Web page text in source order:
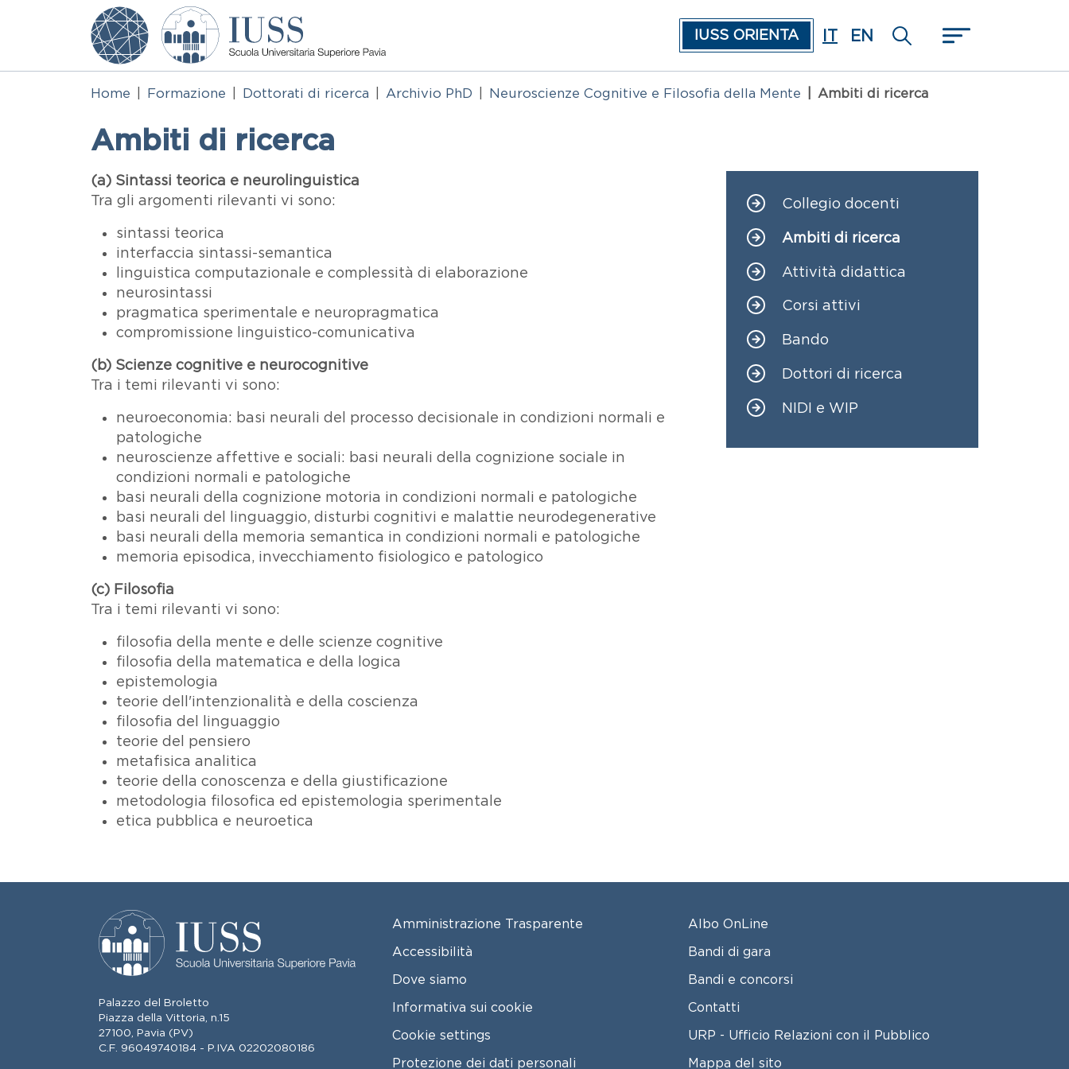
Salta al contenuto principale
IUSS ORIENTA
IT EN
Home Formazione Dottorati di ricerca Archivio PhD Neuroscienze Cognitive e Filosofia della Mente Ambiti di ricerca
Ambiti di ricerca
Testo
(a) Sintassi teorica e neurolinguistica
Tra gli argomenti rilevanti vi sono:
sintassi teorica
interfaccia sintassi-semantica
linguistica computazionale e complessità di elaborazione
neurosintassi
pragmatica sperimentale e neuropragmatica
compromissione linguistico-comunicativa
(b) Scienze cognitive e neurocognitive
Tra i temi rilevanti vi sono:
neuroeconomia: basi neurali del processo decisionale in condizioni normali e
patologiche
neuroscienze affettive e sociali: basi neurali della cognizione sociale in
condizioni normali e patologiche
basi neurali della cognizione motoria in condizioni normali e patologiche
basi neurali del linguaggio, disturbi cognitivi e malattie neurodegenerative
basi neurali della memoria semantica in condizioni normali e patologiche
memoria episodica, invecchiamento fisiologico e patologico
(c) Filosofia
Tra i temi rilevanti vi sono:
filosofia della mente e delle scienze cognitive
filosofia della matematica e della logica
epistemologia
teorie dell'intenzionalità e della coscienza
filosofia del linguaggio
teorie del pensiero
metafisica analitica
teorie della conoscenza e della giustificazione
metodologia filosofica ed epistemologia sperimentale
etica pubblica e neuroetica
Navigazione principale
Collegio docenti
Ambiti di ricerca
Attività didattica
Corsi attivi
Bando
Dottori di ricerca
NIDI e WIP
Palazzo del Broletto
Piazza della Vittoria, n.15
27100, Pavia (PV)
C.F. 96049740184 - P.IVA 02202080186
FOOTER MENU
Amministrazione Trasparente
Accessibilità
Dove siamo
Informativa sui cookie
Cookie settings
Protezione dei dati personali
FOOTER 2
Albo OnLine
Bandi di gara
Bandi e concorsi
Contatti
URP - Ufficio Relazioni con il Pubblico
Mappa del sito